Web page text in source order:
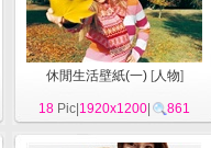
休閒生活壁紙(一)[人物]
18 Pic| 1920x1200 861